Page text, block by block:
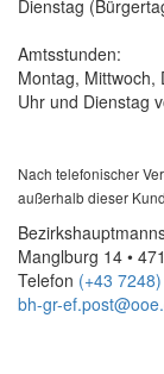
Dienstag
Amtsstunden:
Montag, Mittwoch,
Uhr und Dienstag
Nach telefonischer
außerhalb dieser
Manglburg 14 •
Telefon (+43
bh-gr-